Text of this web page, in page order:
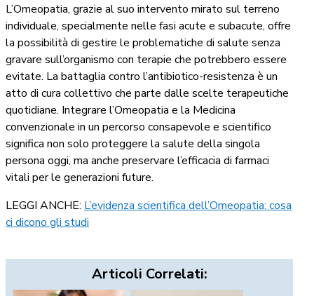
L’Omeopatia, grazie al suo intervento mirato sul terreno
individuale, specialmente nelle fasi acute e subacute, offre
la possibilità di gestire le problematiche di salute senza
gravare sull’organismo con terapie che potrebbero essere
evitate. La battaglia contro l’antibiotico-resistenza è un
atto di cura collettivo che parte dalle scelte terapeutiche
quotidiane. Integrare l’Omeopatia e la Medicina
convenzionale in un percorso consapevole e scientifico
significa non solo proteggere la salute della singola
persona oggi, ma anche preservare l’efficacia di farmaci
vitali per le generazioni future.
LEGGI ANCHE: L’evidenza scientifica dell’Omeopatia: cosa
ci dicono gli studi
Articoli Correlati: